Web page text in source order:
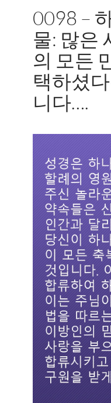
0098 –
물: 많은
의 모든
택하셨
니다….